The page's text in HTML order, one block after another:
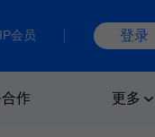
会员 登录
作 更多